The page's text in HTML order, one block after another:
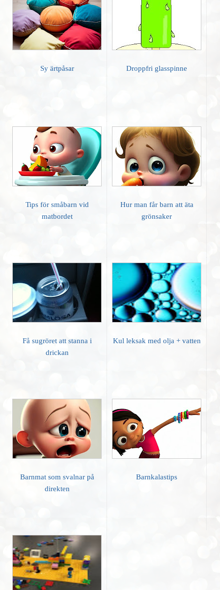
Sy ärtpåsar Droppfri glasspinne
Tips för småbarn vid
matbordet
Hur man får barn att äta
grönsaker
Få sugröret att stanna i
drickan
Kul leksak med olja + vatten
Barnmat som svalnar på
direkten
Barnkalastips